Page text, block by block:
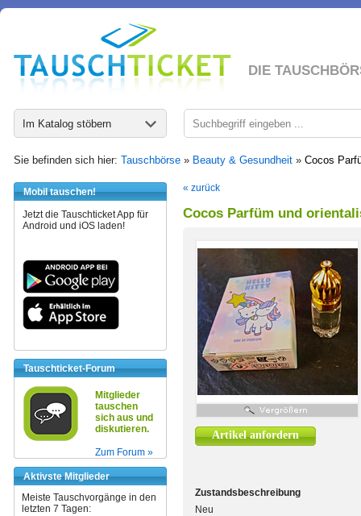
DIE
Im Katalog stöbern
Sie befinden sich hier: Tauschbörse » Beauty & Gesundheit » Cocos
Mobil tauschen!
Jetzt die Tauschticket App für
Android und iOS laden!
Tauschticket-Forum
Mitglieder
tauschen
sich aus und
diskutieren.
Zum Forum »
Aktivste Mitglieder
Meiste Tauschvorgänge in den
letzten 7 Tagen:
« zurück
Cocos Parfüm und
Artikel anfordern
Zustandsbeschreibung
Neu